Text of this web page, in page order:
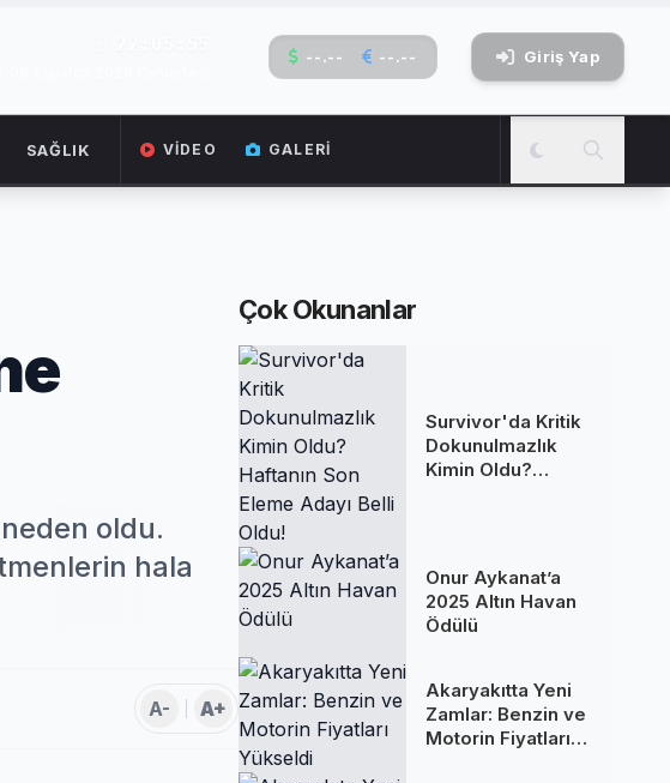
--.-- --.-- Giriş Yap
SAĞLIK VIDEO GALERI
oldu.
hala
A- A+
Çok Okunanlar
Survivor'da Kritik
Dokunulmazlık
Kimin Oldu?
Onur Aykanat’a
2025 Altın Havan
Ödülü
Akaryakıtta Yeni
Zamlar: Benzin ve
Motorin Fiyatları